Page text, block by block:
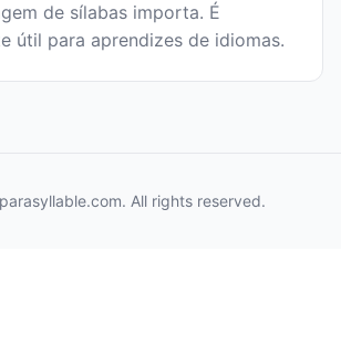
de sílabas importa. É
útil para aprendizes de idiomas.
All rights reserved.